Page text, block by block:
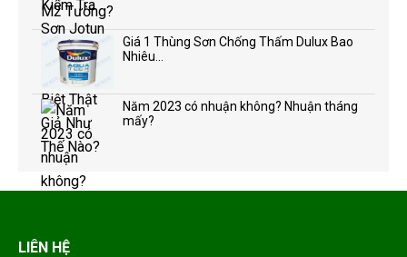
Giá 1 Thùng Sơn Chống Thấm Dulux Bao
Nhiêu...
Năm 2023 có nhuận không? Nhuận tháng
mấy?
LIÊN HỆ